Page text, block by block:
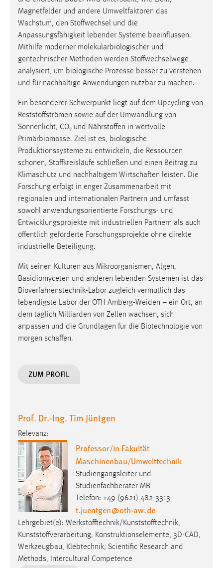
Magnetfelder und andere Umweltfaktoren das
Wachstum, den Stoffwechsel und die
Anpassungsfähigkeit lebender Systeme beeinflussen.
Mithilfe moderner molekularbiologischer und
gentechnischer Methoden werden Stoffwechselwege
analysiert, um biologische Prozesse besser zu verstehen
und für nachhaltige Anwendungen nutzbar zu machen.
Ein besonderer Schwerpunkt liegt auf dem Upcycling von
Reststoffströmen sowie auf der Umwandlung von
Sonnenlicht, CO₂ und Nährstoffen in wertvolle
Primärbiomasse. Ziel ist es, biologische
Produktionssysteme zu entwickeln, die Ressourcen
schonen, Stoffkreisläufe schließen und einen Beitrag zu
Klimaschutz und nachhaltigem Wirtschaften leisten. Die
Forschung erfolgt in enger Zusammenarbeit mit
regionalen und internationalen Partnern und umfasst
sowohl anwendungsorientierte Forschungs- und
Entwicklungsprojekte mit industriellen Partnern als auch
öffentlich geförderte Forschungsprojekte ohne direkte
industrielle Beteiligung.
Mit seinen Kulturen aus Mikroorganismen, Algen,
Basidiomyceten und anderen lebenden Systemen ist das
Bioverfahrenstechnik-Labor zugleich vermutlich das
lebendigste Labor der OTH Amberg-Weiden – ein Ort, an
dem täglich Milliarden von Zellen wachsen, sich
anpassen und die Grundlagen für die Biotechnologie von
morgen schaffen.
ZUM PROFIL
Prof. Dr.-Ing. Tim Jüntgen
Relevanz:
Professor/in Fakultät
Maschinenbau/Umwelttechnik
Studiengangsleiter und
Studienfachberater MB
Telefon: +49 (9621) 482-3313
t.juentgen@oth-aw.de
Lehrgebiet(e): Werkstofftechnik/Kunststofftechnik,
Kunststoffverarbeitung, Konstruktionselemente, 3D-CAD,
Werkzeugbau, Klebtechnik, Scientific Research and
Methods, Intercultural Competence
Conversion-Tracking
Cookie Laufzeit:
3 Monate
Facebook Pixel
Anbieter:
Facebook
Zweck:
Conversion-Tracking
Cookie Laufzeit:
3 Monate
EXTERNE MEDIEN
Um Inhalte von Videoplattformen und Social Media
externen Medien Cookies gesetzt.
YouTube
Vimeo